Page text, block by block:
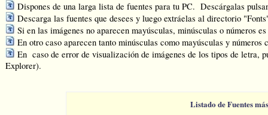
Dispones de una larga lista de fuentes para tu PC. Descárgalas
Descarga las fuentes que desees y luego extráelas al directorio
Si en las imágenes no aparecen mayúsculas, minúsculas o números
En otro caso aparecen tanto minúsculas como mayúsculas y números
En caso de error de visualización de imágenes de los tipos de letra,
Explorer).
Listado de Fuentes